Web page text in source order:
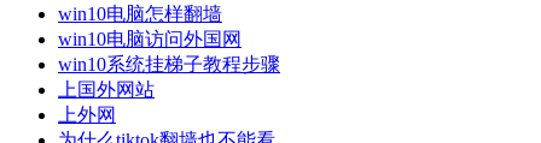
win10电脑怎样翻墙
win10电脑访问外国网
win10系统挂梯子教程步骤
上国外网站
上外网